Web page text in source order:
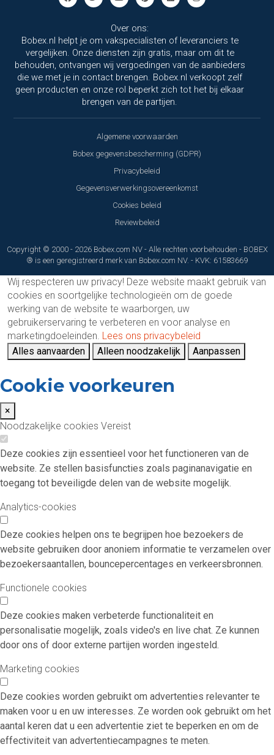
Over ons:
Bobex.nl helpt je om vakspecialisten of leveranciers te
vergelijken. Onze diensten zijn gratis, maar om dit te
behouden, ontvangen wij vergoedingen van de aanbieders
die we met je in contact brengen. Bobex.nl verkoopt zelf
geen producten en onze rol beperkt zich tot het bij elkaar
brengen van de partijen.
Algemene voorwaarden
Bobex gegevensbescherming (GDPR)
Privacybeleid
Gegevensverwerkingsovereenkomst
Cookies beleid
Reviewbeleid
Copyright © 2000 - 2026 Bobex.com NV - Alle rechten voorbehouden - BOBEX
® is een geregistreerd merk van Bobex.com NV. - KVK: 61583669
Wij respecteren uw privacy! Deze website maakt gebruik van
cookies en soortgelijke technologieën om de goede
werking van de website te waarborgen, uw
gebruikerservaring te verbeteren en voor analyse en
marketingdoeleinden. Lees ons privacybeleid
Alles aanvaarden
Alleen noodzakelijk Aanpassen
Cookie voorkeuren
×
Noodzakelijke cookies Vereist
Deze cookies zijn essentieel voor het functioneren van de
website. Ze stellen basisfuncties zoals paginanavigatie en
toegang tot beveiligde delen van de website mogelijk.
Analytics-cookies
Deze cookies helpen ons te begrijpen hoe bezoekers de
website gebruiken door anoniem informatie te verzamelen over
bezoekersaantallen, bouncepercentages en verkeersbronnen.
Functionele cookies
Deze cookies maken verbeterde functionaliteit en
personalisatie mogelijk, zoals video's en live chat. Ze kunnen
door ons of door externe partijen worden ingesteld.
Marketing cookies
Deze cookies worden gebruikt om advertenties relevanter te
maken voor u en uw interesses. Ze worden ook gebruikt om het
aantal keren dat u een advertentie ziet te beperken en om de
effectiviteit van advertentiecampagnes te meten.